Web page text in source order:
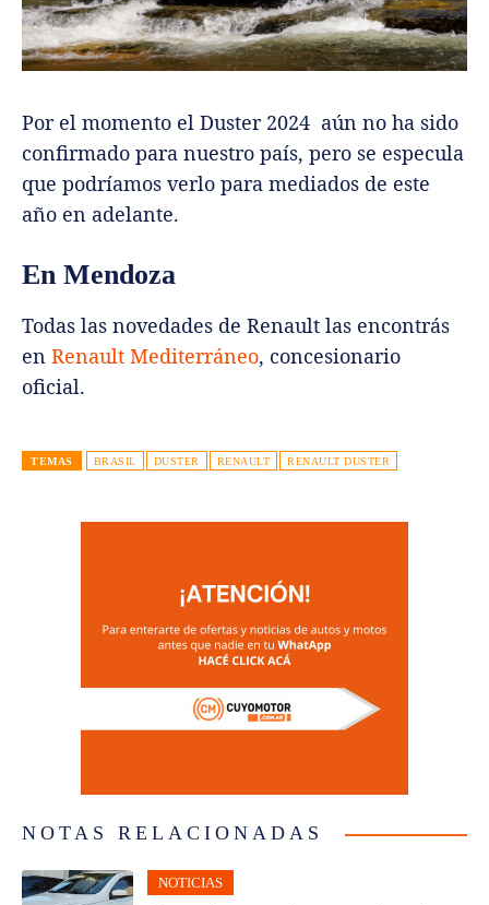
Por el momento el Duster 2024 aún no ha sido
confirmado para nuestro país, pero se especula
que podríamos verlo para mediados de este
año en adelante.
En Mendoza
Todas las novedades de Renault las encontrás
en Renault Mediterráneo, concesionario
oficial.
TEMAS BRASIL DUSTER RENAULT RENAULT DUSTER
NOTAS RELACIONADAS
NOTICIAS